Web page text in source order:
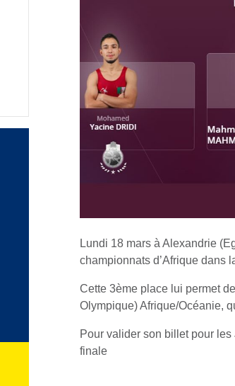
Lundi 18 mars à Alexandrie
championnats d’Afrique dans
Cette 3ème place lui permet
Olympique) Afrique/Océanie,
Pour valider son billet pour
finale